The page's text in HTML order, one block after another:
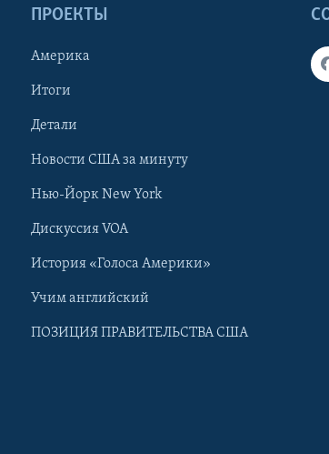
ПРОЕКТЫ
Америка
Итоги
Детали
Новости США за минуту
Нью-Йорк New York
Дискуссия VOA
История «Голоса Америки»
Учим английский
ПОЗИЦИЯ ПРАВИТЕЛЬСТВА США